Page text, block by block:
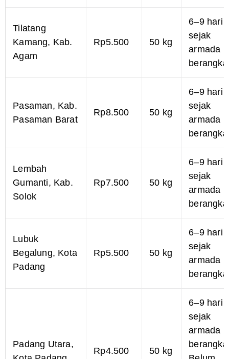
Tilatang
Kamang, Kab.
Agam
Rp5.500 50 kg
6–9 hari
sejak
armada
Pasaman, Kab.
Pasaman Barat
Rp8.500 50 kg
6–9 hari
sejak
armada
Lembah
Gumanti, Kab.
Solok
Rp7.500 50 kg
6–9 hari
sejak
armada
Lubuk
Begalung, Kota
Padang
Rp5.500 50 kg
6–9 hari
sejak
armada
Padang Utara,
Rp4.500 50 kg
6–9 hari
sejak
armada